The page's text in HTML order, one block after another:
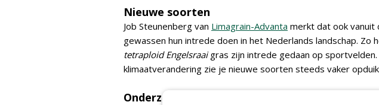
Nieuwe soorten
Job Steunenberg van Limagrain-Advanta merkt dat ook vanuit
gewassen hun intrede doen in het Nederlands landschap. Zo
tetraploid Engelsraaigras zijn intrede gedaan op
klimaatverandering zie je nieuwe soorten steeds vaker
Onderzoek